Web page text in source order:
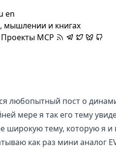
en
мышлении и книгах
Проекты MCP
любопытный пост о
мере я так его тему
широкую тему, которую я и
как раз мини аналог